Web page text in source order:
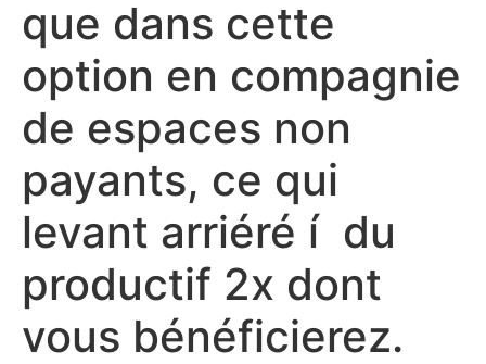
que dans cette
option en compagnie
de espaces non
payants, ce qui
levant arriéré í du
productif 2x dont
vous bénéficierez.